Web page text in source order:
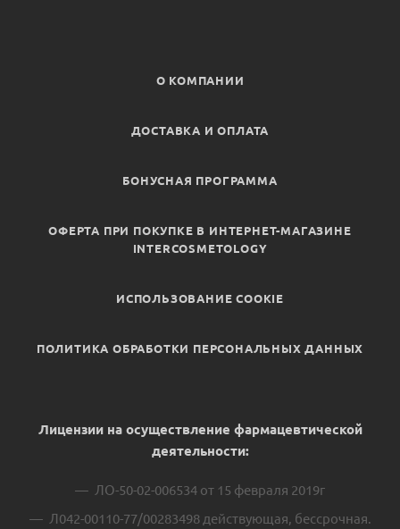
О КОМПАНИИ
ДОСТАВКА И ОПЛАТА
БОНУСНАЯ ПРОГРАММА
ОФЕРТА ПРИ ПОКУПКЕ В ИНТЕРНЕТ-МАГАЗИНЕ
INTERCOSMETOLOGY
ИСПОЛЬЗОВАНИЕ COOKIE
ПОЛИТИКА ОБРАБОТКИ ПЕРСОНАЛЬНЫХ ДАННЫХ
Лицензии на осуществление фармацевтической
деятельности:
ЛО-50-02-006534 от 15 февраля 2019г
Л042-00110-77/00283498 действующая, бессрочная.